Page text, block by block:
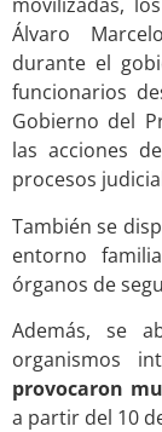
Álvaro
durante el
funcionarios
Gobierno del
las acciones
procesos
También se
entorno
órganos de
Además, se
organismos
provocaron
a partir del 10